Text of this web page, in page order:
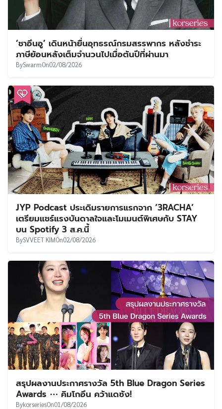
‘ชาอึนอู’ เดินหน้ายื่นอุทธรณ์กรมสรรพากร หลังชำระ
ภาษีย้อนหลังเต็มจำนวนไปเมื่อต้นปีที่ผ่านมา
BySwarmOn02/08/2026
JYP Podcast ประเดิมรายการแรกจาก ‘3RACHA’
เตรียมแชร์แรงบันดาลใจและโมเมนต์พิเศษกับ STAY
บน Spotify 3 ส.ค.นี้
BySVVEET KIMOn02/08/2026
สรุปผลงานประกาศรางวัล 5th Blue Dragon Series
Awards ⋯ คิมโกอึน คว้าแดซัง!
BykorseriesOn01/08/2026